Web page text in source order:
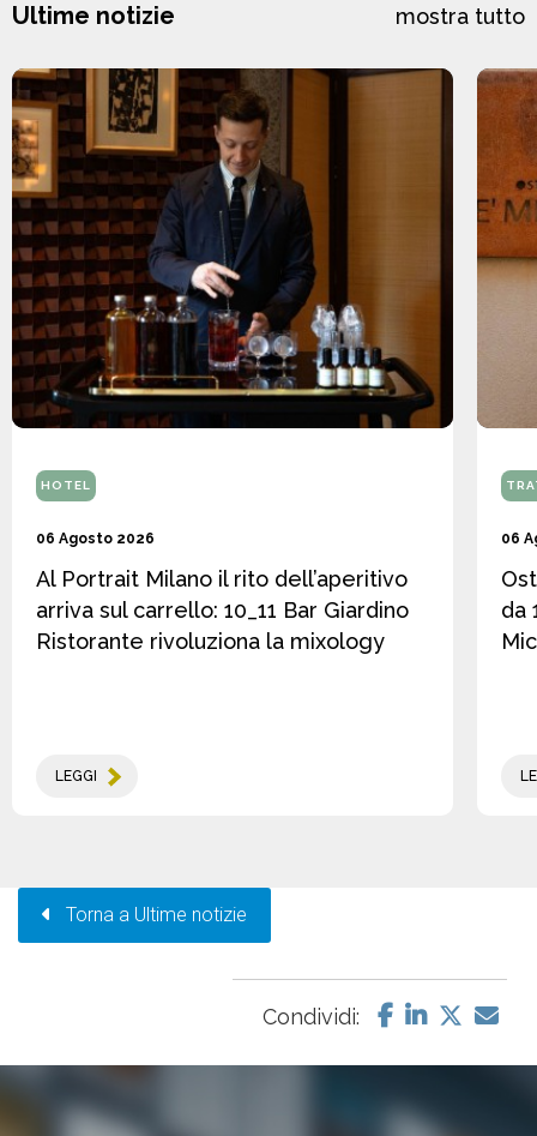
Ultime notizie mostra tutto
HOTEL
06 Agosto 2026
Al Portrait Milano il rito dell’aperitivo
arriva sul carrello: 10_11 Bar Giardino
Ristorante rivoluziona la mixology
LEGGI
06
da
Torna a Ultime notizie
Condividi: